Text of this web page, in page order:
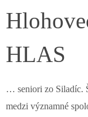
HLAS
… seniori zo Siladíc.
medzi významné